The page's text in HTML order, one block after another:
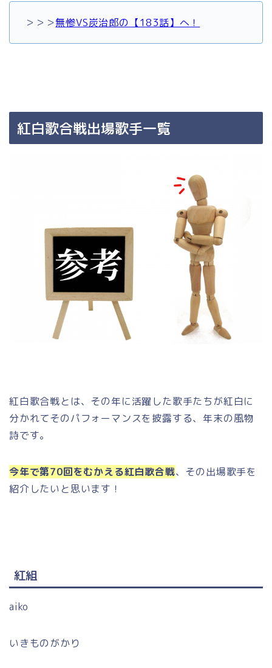
＞＞＞無惨VS炭治郎の【183話】へ！
紅白歌合戦出場歌手一覧
紅白歌合戦とは、その年に活躍した歌手たちが紅白に
分かれてそのパフォーマンスを披露する、年末の風物
詩です。
今年で第70回をむかえる紅白歌合戦、その出場歌手を
紹介したいと思います！
紅組
aiko
いきものがかり